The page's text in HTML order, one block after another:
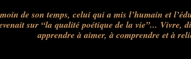
de son temps, celui qui a mis l’humain et
sur “la qualité poétique de la vie”... Vivre,
apprendre à aimer, à comprendre et à